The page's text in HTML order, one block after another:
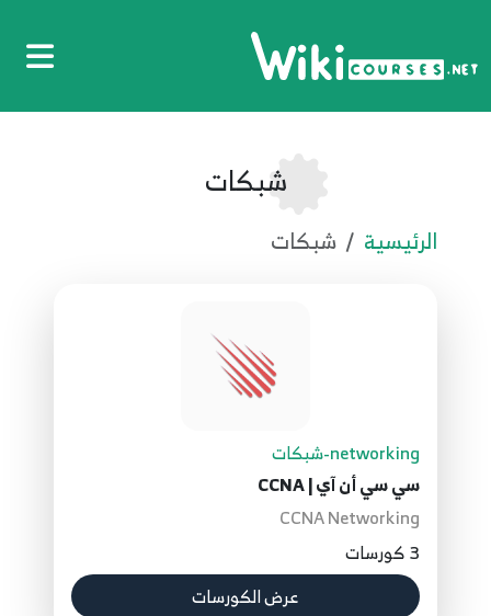
شبكات
الرئيسية شبكات
networking-شبكات
سي سي أن آي | CCNA
CCNA Networking
3 كورسات
عرض الكورسات